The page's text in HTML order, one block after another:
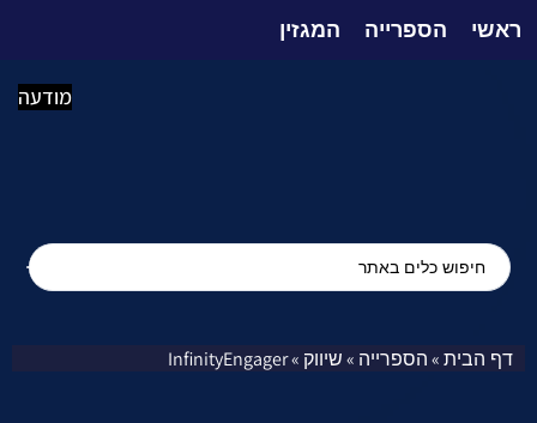
ראשי הספרייה המגזין
מודעה
דף הבית»הספרייה »שיווק »
InfinityEngager